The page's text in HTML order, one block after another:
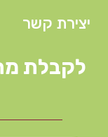
יצירת קשר
לקבלת